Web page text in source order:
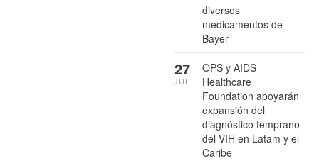
diversos
medicamentos de
Bayer
OPS y AIDS
Healthcare
Foundation apoyarán
expansión del
diagnóstico temprano
del VIH en Latam y el
Caribe
27
JUL